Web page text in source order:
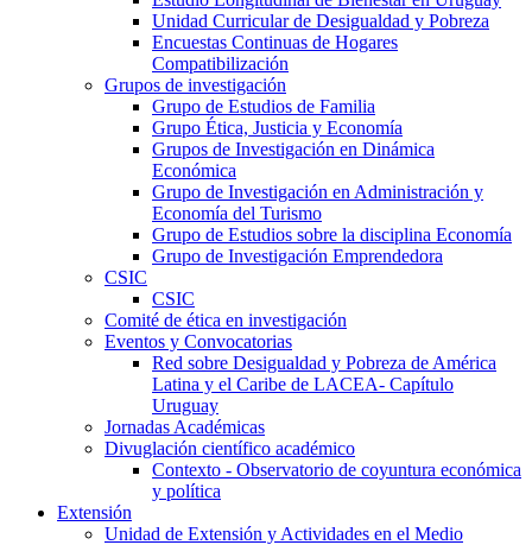
Unidad Curricular de Desigualdad y Pobreza
Encuestas Continuas de Hogares
Compatibilización
Grupos de investigación
Grupo de Estudios de Familia
Grupo Ética, Justicia y Economía
Grupos de Investigación en Dinámica
Económica
Grupo de Investigación en Administración y
Economía del Turismo
Grupo de Estudios sobre la disciplina Economía
Grupo de Investigación Emprendedora
CSIC
CSIC
Comité de ética en investigación
Eventos y Convocatorias
Red sobre Desigualdad y Pobreza de América
Latina y el Caribe de LACEA- Capítulo
Uruguay
Jornadas Académicas
Divuglación científico académico
Contexto - Observatorio de coyuntura económica
y política
Extensión
Unidad de Extensión y Actividades en el Medio